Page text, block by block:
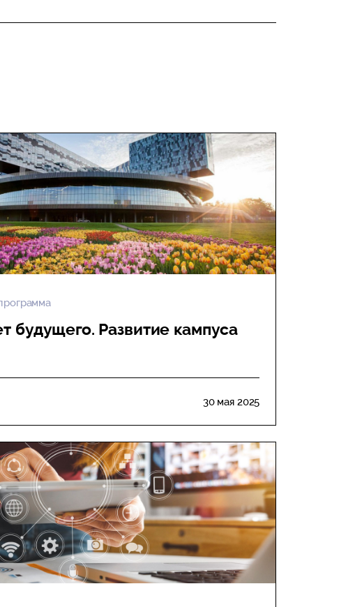
будущего. Развитие кампуса
30 мая 2025